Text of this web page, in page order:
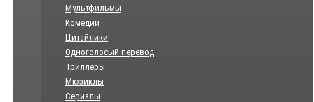
Мультфильмы
Комедии
Цитайлики
Одноголосый перевод
Триллеры
Мюзиклы
Сериалы